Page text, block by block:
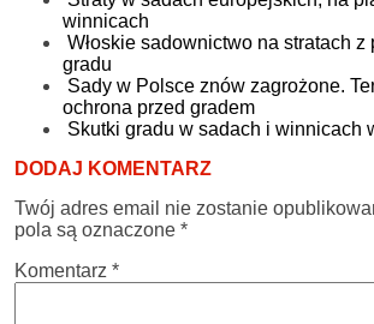
winnicach
Włoskie sadownictwo na stratach z
gradu
Sady w Polsce znów zagrożone.
ochrona przed gradem
Skutki gradu w sadach i winnicach
DODAJ KOMENTARZ
Twój adres email nie zostanie
pola są oznaczone *
Komentarz *